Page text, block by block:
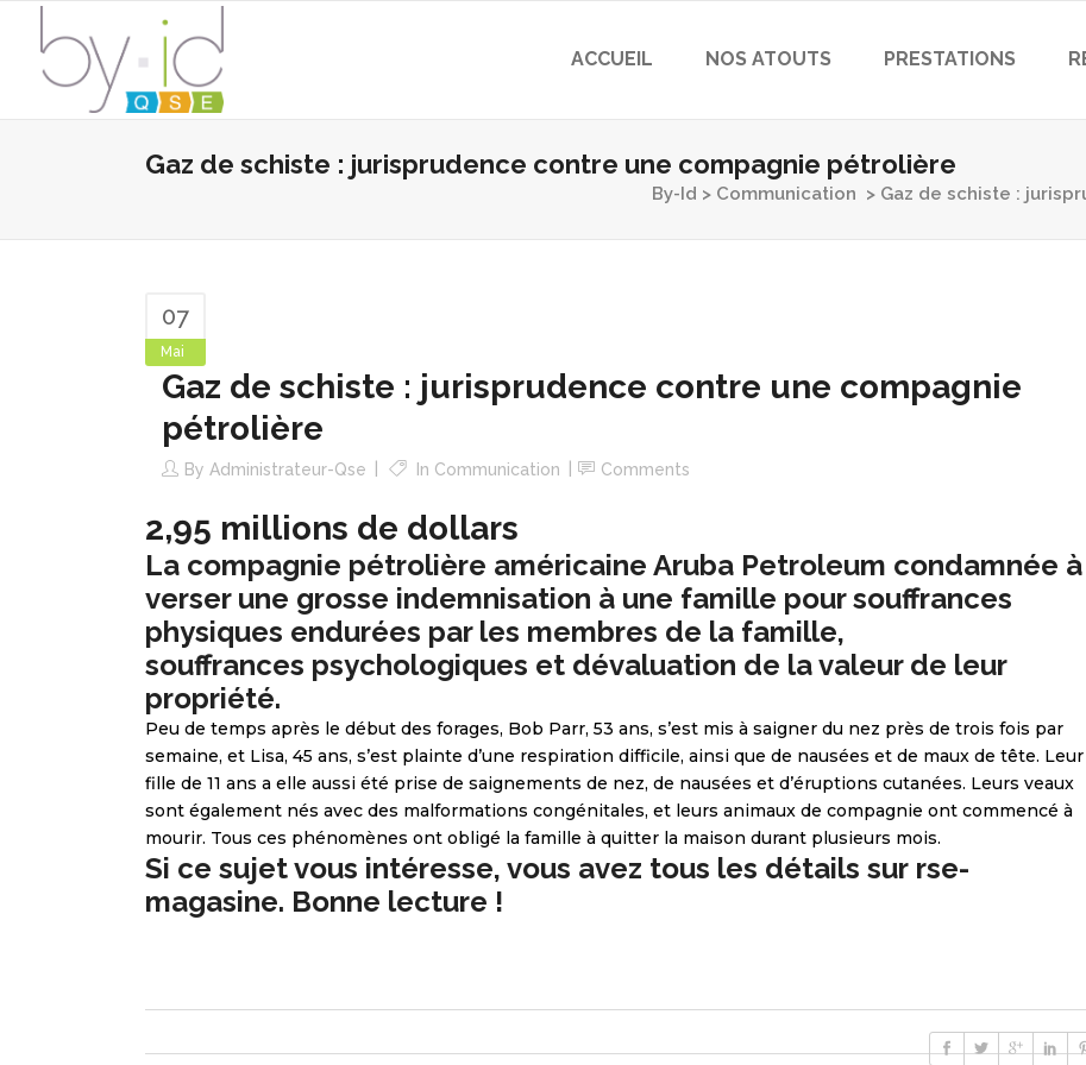
ACCUEIL NOS ATOUTS PRESTATIONS
Gaz de schiste : jurisprudence contre une compagnie pétrolière
By-Id > Communication > Gaz de schiste :
07
Mai
Gaz de schiste : jurisprudence contre une compagnie
pétrolière
By Administrateur-Qse In Communication Comments
2,95 millions de dollars
La compagnie pétrolière américaine Aruba Petroleum condamnée à
verser une grosse indemnisation à une famille pour souffrances
physiques endurées par les membres de la famille,
souffrances psychologiques et dévaluation de la valeur de leur
propriété.
Peu de temps après le début des forages, Bob Parr, 53 ans, s’est mis à saigner du nez près de trois fois par
semaine, et Lisa, 45 ans, s’est plainte d’une respiration difficile, ainsi que de nausées et de maux de tête. Leur
fille de 11 ans a elle aussi été prise de saignements de nez, de nausées et d’éruptions cutanées. Leurs veaux
sont également nés avec des malformations congénitales, et leurs animaux de compagnie ont commencé à
mourir. Tous ces phénomènes ont obligé la famille à quitter la maison durant plusieurs mois.
Si ce sujet vous intéresse, vous avez tous les détails sur rse-
magasine. Bonne lecture !